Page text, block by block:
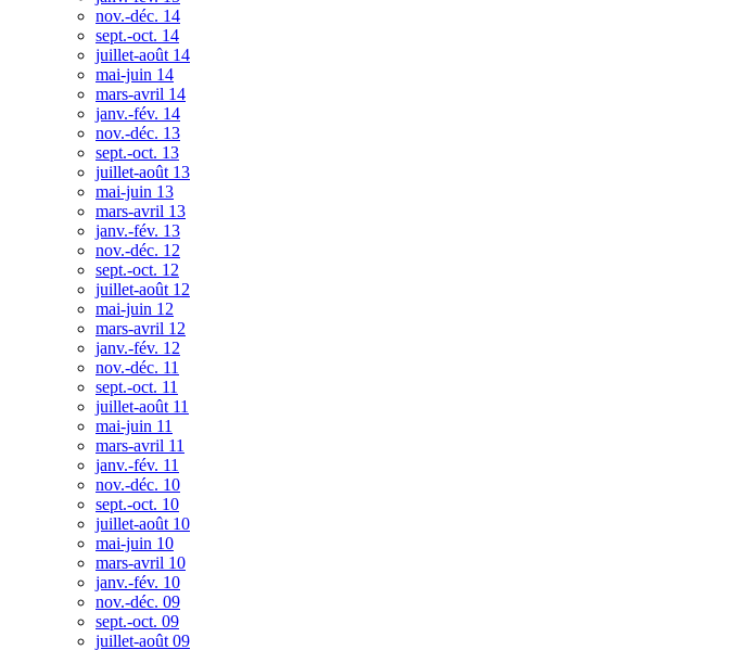
nov.-déc. 14
sept.-oct. 14
juillet-août 14
mai-juin 14
mars-avril 14
janv.-fév. 14
nov.-déc. 13
sept.-oct. 13
juillet-août 13
mai-juin 13
mars-avril 13
janv.-fév. 13
nov.-déc. 12
sept.-oct. 12
juillet-août 12
mai-juin 12
mars-avril 12
janv.-fév. 12
nov.-déc. 11
sept.-oct. 11
juillet-août 11
mai-juin 11
mars-avril 11
janv.-fév. 11
nov.-déc. 10
sept.-oct. 10
juillet-août 10
mai-juin 10
mars-avril 10
janv.-fév. 10
nov.-déc. 09
sept.-oct. 09
juillet-août 09